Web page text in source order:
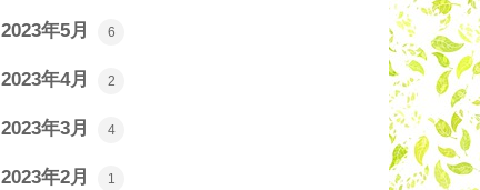
2023年5月 6
2023年4月 2
2023年3月 4
2023年2月 1